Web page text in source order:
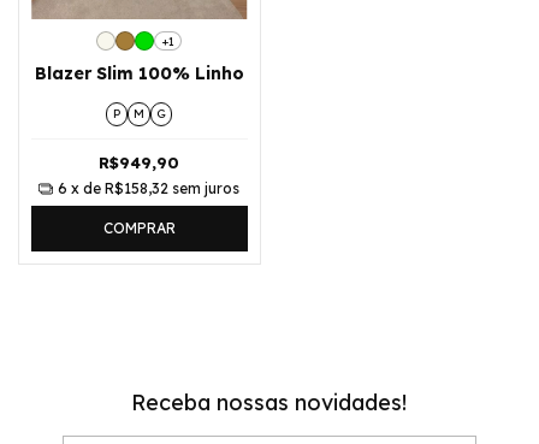
+1
Blazer Slim 100% Linho
P M G
R$949,90
6 x deR$158,32 sem juros
COMPRAR
Receba nossas novidades!